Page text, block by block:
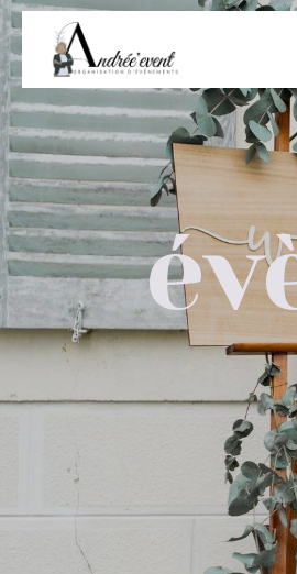
Panneau de gestion des cookies